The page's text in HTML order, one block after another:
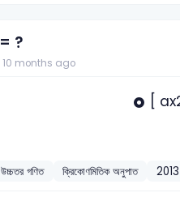
?
months ago
[
উচ্চতর গণিত ক্রিকোণমিতিক অনুপাত 2013